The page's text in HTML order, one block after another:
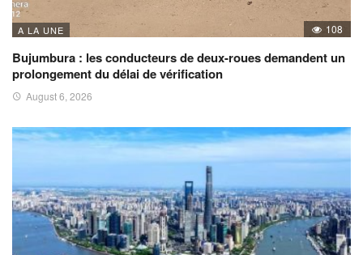
A LA UNE 108
Bujumbura : les conducteurs de deux-roues demandent un
prolongement du délai de vérification
August 6, 2026